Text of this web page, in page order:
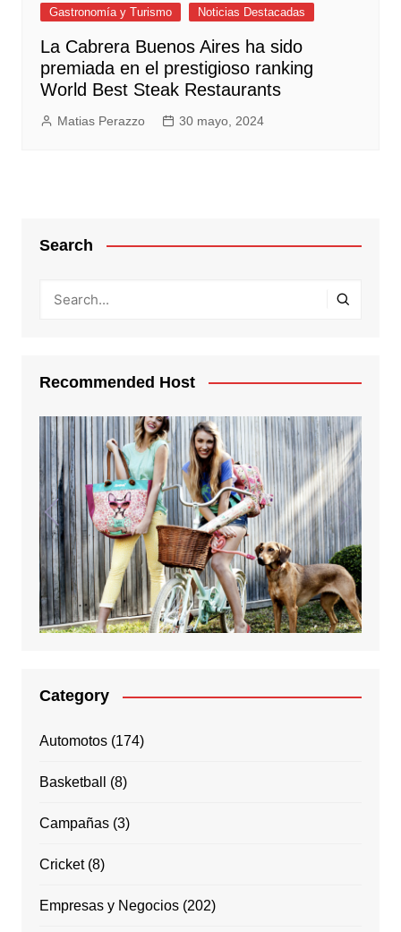
Gastronomía y Turismo Noticias Destacadas
La Cabrera Buenos Aires ha sido
premiada en el prestigioso ranking
World Best Steak Restaurants
Matias Perazzo 30 mayo, 2024
Search
Recommended Host
Category
Automotos(174)
Basketball (8)
Campañas(3)
Cricket(8)
Empresas y Negocios(202)